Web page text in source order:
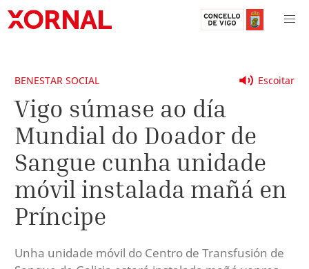
Escoitar
BENESTAR SOCIAL
Vigo súmase ao día
Mundial do Doador de
Sangue cunha unidade
móvil instalada mañá en
Príncipe
Unha unidade móvil do Centro de Transfusión de